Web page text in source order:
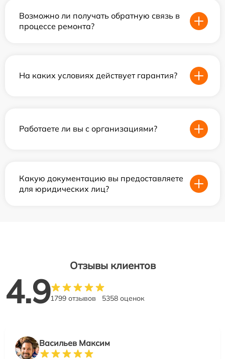
Возможно ли получать обратную связь в
процессе ремонта?
На каких условиях действует гарантия?
Работаете ли вы с организациями?
Какую документацию вы предоставляете
для юридических лиц?
Отзывы клиентов
4.91799 отзывов 5358 оценок
Васильев Максим